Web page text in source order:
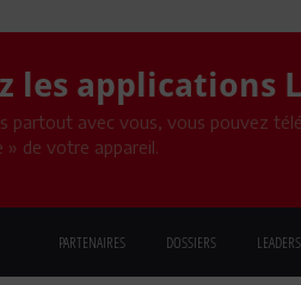
les applications
partout avec vous, vous pouvez
de votre appareil.
PARTENAIRES DOSSIERS